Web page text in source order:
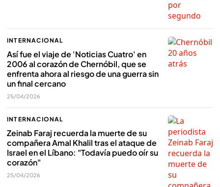
INTERNACIONAL
Así fue el viaje de 'Noticias Cuatro' en
2006 al corazón de Chernóbil, que se
enfrenta ahora al riesgo de una guerra sin
un final cercano
25/04/2026
INTERNACIONAL
Zeinab Faraj recuerda la muerte de su
compañera Amal Khalil tras el ataque de
Israel en el Líbano: "Todavía puedo oír su
corazón"
25/04/2026